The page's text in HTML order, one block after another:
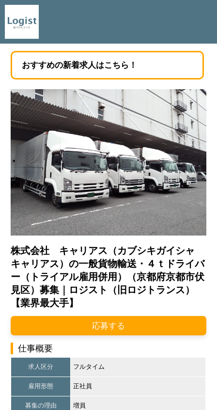
おすすめの新着求人はこちら！
株式会社 キャリアス（カブシキガイシャ
キャリアス）の一般貨物輸送・４ｔドライバ
ー（トライアル雇用併用）（京都府京都市伏
見区）募集｜ロジスト（旧ロジトランス）
【業界最大手】
応募する
仕事概要
求人区分 フルタイム
雇用形態 正社員
募集の理由 増員